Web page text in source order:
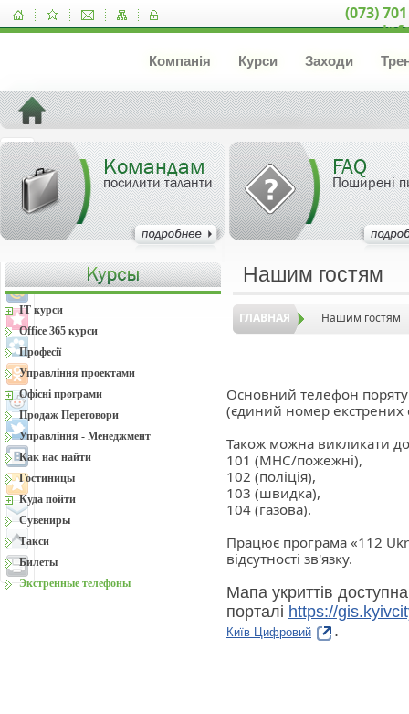
(073)
Компанія Курси Заходи
Командам
посилити таланти
FAQ
Поширені
Нашим гостям
ГЛАВНАЯ Нашим гостям
Основний телефон
(єдиний номер екстрених
Також можна викликати
101 (МНС/пожежні),
102 (поліція),
103 (швидка),
104 (газова).
Працює програма «112
відсутності зв'язку.
Мапа укриттів
порталі https://
Київ Цифровий .
IT курси
Office 365 курси
Професії
Управління проектами
Офісні програми
Продаж Переговори
Управління - Менеджмент
Как нас найти
Гостиницы
Куда пойти
Сувениры
Такси
Билеты
Экстренные телефоны